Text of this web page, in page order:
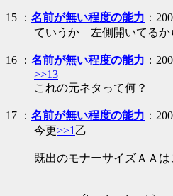
15 ： 名前が無い程度の能力 ：
ていうか 左側開いてるか
16 ： 名前が無い程度の能力 ：
>>13
これの元ネタって何？
17 ： 名前が無い程度の能力 ：
今更>>1 乙
既出のモナーサイズＡＡ